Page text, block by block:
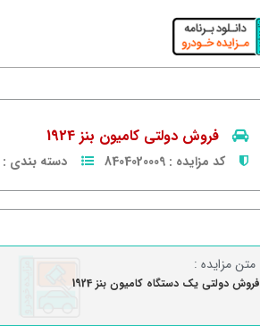
فروش دولتی کامیون بنز 1924
کد مزایده : 8404020009 دسته بندی :
متن مزایده :
فروش دولتی یک دستگاه کامیون بنز 1924